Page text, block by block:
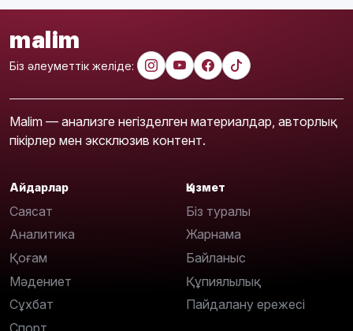
malim
Біз әлеуметтік желіде:
Malim — анализге негізделген материалдар, авторлық
пікірлер мен эксклюзив контент.
Айдарлар
Саясат
Аналитика
Қоғам
Мәдениет
Сұхбат
Спорт
Қызмет
Біз туралы
Жарнама
Байланыс
Құпиялылық
Пайдалану ережесі